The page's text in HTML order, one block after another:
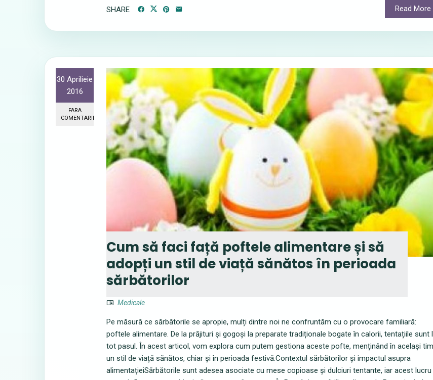
Read More
SHARE
30 Aprilieie
2016
FARA
COMENTARII
Cum să faci față poftele alimentare și să
adopți un stil de viață sănătos în perioada
sărbătorilor
Medicale
Pe măsură ce sărbătorile se apropie, mulți dintre noi ne confruntăm cu o provocare familiară:
poftele alimentare. De la prăjituri și gogoși la preparate tradiționale bogate în calorii, tentațiile sunt
tot pasul. În acest articol, vom explora cum putem gestiona aceste pofte, menținând în același
un stil de viață sănătos, chiar și în perioada festivă.Contextul sărbătorilor și impactul asupra
alimentațieiSărbătorile sunt adesea asociate cu mese copioase și dulciuri tentante, iar acest lucru